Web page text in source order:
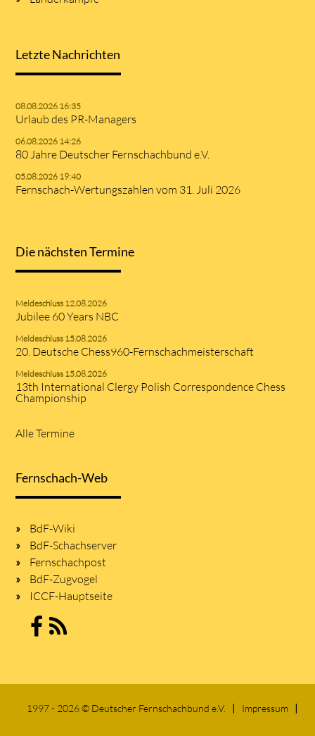
Letzte Nachrichten
08.08.2026 16:35
Urlaub des PR-Managers
06.08.2026 14:26
80 Jahre Deutscher Fernschachbund e.V.
05.08.2026 19:40
Fernschach-Wertungszahlen vom 31. Juli 2026
Die nächsten Termine
Meldeschluss 12.08.2026
Jubilee 60 Years NBC
Meldeschluss 15.08.2026
20. Deutsche Chess960-Fernschachmeisterschaft
Meldeschluss 15.08.2026
13th International Clergy Polish Correspondence Chess
Championship
Alle Termine
Fernschach-Web
BdF-Wiki
BdF-Schachserver
Fernschachpost
BdF-Zugvogel
ICCF-Hauptseite
1997 - 2026 © Deutscher Fernschachbund e.V. Impressum